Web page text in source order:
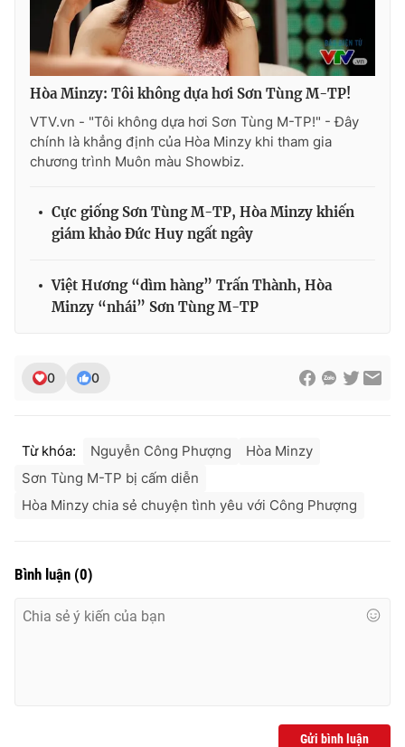
Ðiện thoại Thời báo VTV:024.66 897 897
Email:toasoan@vtv.vn
Liên hệ quảng cáo:024-7300.7108
® Cấm sao chép dưới mọi hình thức nếu không có sự chấp
Hòa Minzy: Tôi không dựa hơi Sơn Tùng M-TP!
VTV.vn - "Tôi không dựa hơi Sơn Tùng M-TP!" - Đây
chính là khẳng định của Hòa Minzy khi tham gia
chương trình Muôn màu Showbiz.
Cực giống Sơn Tùng M-TP, Hòa Minzy khiến
giám khảo Đức Huy ngất ngây
Việt Hương “dìm hàng” Trấn Thành, Hòa
Minzy “nhái” Sơn Tùng M-TP
0 0
Từ khóa: Nguyễn Công Phượng
Hòa Minzy
Sơn Tùng M-TP bị cấm diễn
Hòa Minzy chia sẻ chuyện tình yêu với Công Phượng
Bình luận (0)
Gửi bình luận